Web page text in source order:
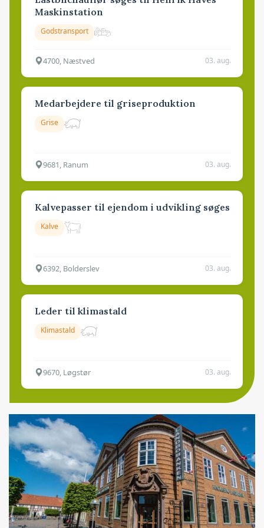
Maskinstation
Godstransport
4700, Næstved 03. aug.
Medarbejdere til griseproduktion
Grise
9681, Ranum 03. aug.
Kalvepasser til ejendom i udvikling søges
Kalve
6392, Bolderslev 03. aug.
Leder til klimastald
Klimastald
9670, Løgstør 03. aug.